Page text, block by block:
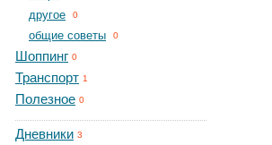
другое 0
общие советы 0
Шоппинг 0
Транспорт 1
Полезное 0
Дневники 3